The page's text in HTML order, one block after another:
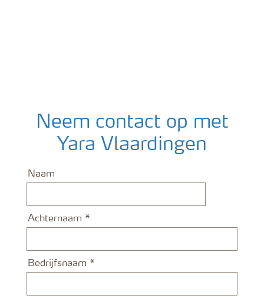
Neem contact op met
Yara Vlaardingen
Naam
Achternaam
Bedrijfsnaam